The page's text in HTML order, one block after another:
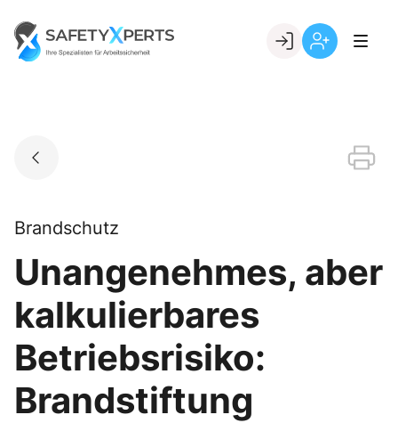
content
Go to landing page.
Brandschutz
Unangenehmes, aber
kalkulierbares
Betriebsrisiko:
Brandstiftung